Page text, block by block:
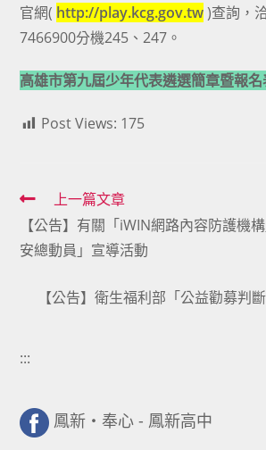
官網( http://play.kcg.gov.tw)查詢，
7466900分機245、247。
高雄市第九屆少年代表遴選簡章暨報名
Post Views: 175
Read
more
articles
上一篇文章
【公告】有關「iWIN網路內容防護機
安總動員」宣導活動
【公告】衛生福利部「公益勸募判
:::
鳳新・奉心 - 鳳新高中